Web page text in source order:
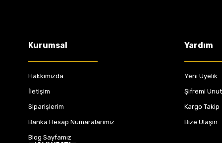
Kurumsal
Hakkımızda
İletişim
Siparişlerim
Banka Hesap Numaralarımız
Blog Sayfamız
Yardım
Yeni Üyelik
Şifremi
Kargo Takip
Bize Ulaşın